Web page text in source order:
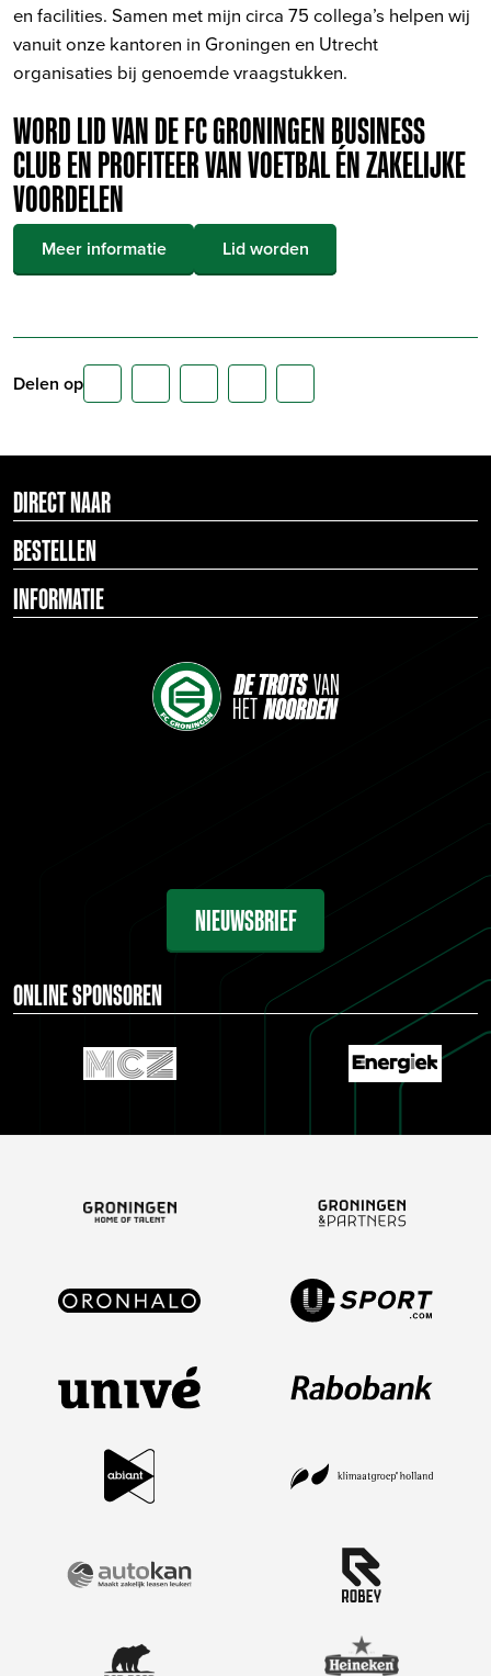
en facilities. Samen met mijn circa 75 collega’s helpen wij
vanuit onze kantoren in Groningen en Utrecht
organisaties bij genoemde vraagstukken.
WORD LID VAN DE FC GRONINGEN BUSINESS
CLUB EN PROFITEER VAN VOETBAL ÉN ZAKELIJKE
VOORDELEN
Meer informatie Lid worden
Delen op
DIRECT NAAR
BESTELLEN
INFORMATIE
NIEUWSBRIEF
ONLINE SPONSOREN